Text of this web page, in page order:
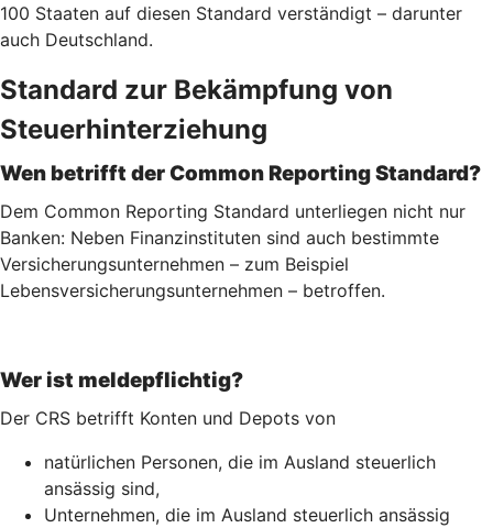
100 Staaten auf diesen Standard verständigt – darunter
auch Deutschland.
Standard zur Bekämpfung von
Steuerhinterziehung
Wen betrifft der Common Reporting Standard?
Dem Common Reporting Standard unterliegen nicht nur
Banken: Neben Finanzinstituten sind auch bestimmte
Versicherungsunternehmen – zum Beispiel
Lebensversicherungs­unternehmen – betroffen.
Wer ist meldepflichtig?
Der CRS betrifft Konten und Depots von
natürlichen Personen, die im Ausland steuerlich
ansässig sind,
Unternehmen, die im Ausland steuerlich ansässig